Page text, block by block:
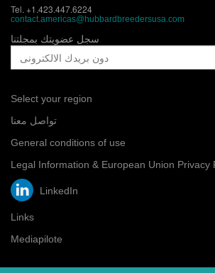
Tel. +1.423.447.6224
contact.americas@hubbardbreedersusa.com
سجل عضويتك بمجلتنا
Select your region
تواصل معنا
General conditions of use
Legal Information & European Union Privacy
LinkedIn
Links
Mediapilote